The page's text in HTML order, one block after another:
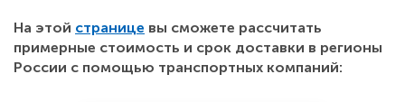
На этой странице вы сможете рассчитать
примерные стоимость и срок доставки в регионы
России с помощью транспортных компаний: